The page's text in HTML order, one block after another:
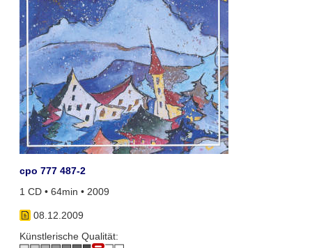
cpo 777 487-2
1 CD • 64min • 2009
08.12.2009
Künstlerische Qualität: